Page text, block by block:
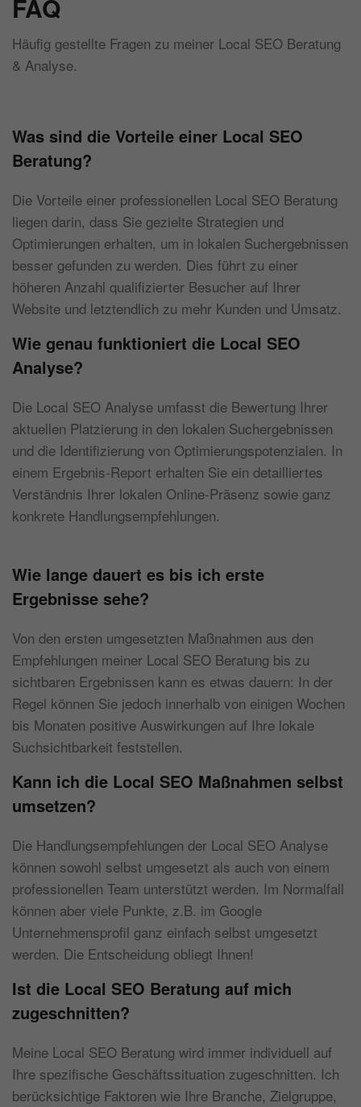
FAQ
Häufig gestellte Fragen zu meiner Local SEO Beratung
& Analyse.
Was sind die Vorteile einer Local SEO
Beratung?
Die Vorteile einer professionellen Local SEO Beratung
liegen darin, dass Sie gezielte Strategien und
Optimierungen erhalten, um in lokalen Suchergebnissen
besser gefunden zu werden. Dies führt zu einer
höheren Anzahl qualifizierter Besucher auf Ihrer
Website und letztendlich zu mehr Kunden und Umsatz.
Wie genau funktioniert die Local SEO
Analyse?
Die Local SEO Analyse umfasst die Bewertung Ihrer
aktuellen Platzierung in den lokalen Suchergebnissen
und die Identifizierung von Optimierungspotenzialen. In
einem Ergebnis-Report erhalten Sie ein detailliertes
Verständnis Ihrer lokalen Online-Präsenz sowie ganz
konkrete Handlungsempfehlungen.
Wie lange dauert es bis ich erste
Ergebnisse sehe?
Von den ersten umgesetzten Maßnahmen aus den
Empfehlungen meiner Local SEO Beratung bis zu
sichtbaren Ergebnissen kann es etwas dauern: In der
Regel können Sie jedoch innerhalb von einigen Wochen
bis Monaten positive Auswirkungen auf Ihre lokale
Suchsichtbarkeit feststellen.
Kann ich die Local SEO Maßnahmen selbst
umsetzen?
Die Handlungsempfehlungen der Local SEO Analyse
können sowohl selbst umgesetzt als auch von einem
professionellen Team unterstützt werden. Im Normalfall
können aber viele Punkte, z.B. im Google
Unternehmensprofil ganz einfach selbst umgesetzt
werden. Die Entscheidung obliegt Ihnen!
Ist die Local SEO Beratung auf mich
zugeschnitten?
Meine Local SEO Beratung wird immer individuell auf
Ihre spezifische Geschäftssituation zugeschnitten. Ich
berücksichtige Faktoren wie Ihre Branche, Zielgruppe,